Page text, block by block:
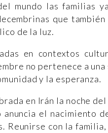
mundo las familias
que
de la luz.
en contextos
no pertenece a
y la esperanza.
en Irán la noche
el nacimiento
Reunirse con la